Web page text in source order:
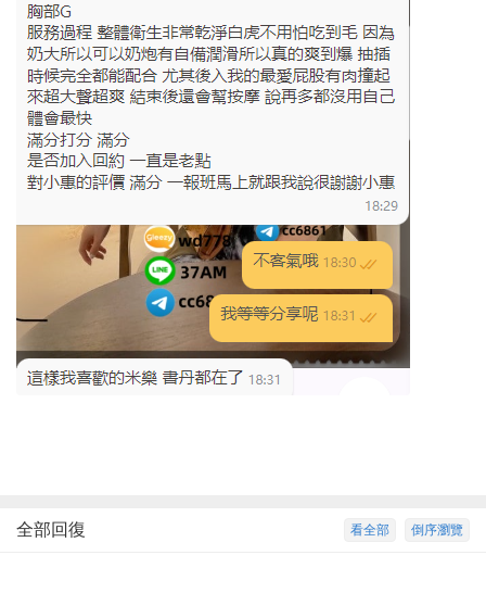
倒序瀏覽
看全部
全部回復